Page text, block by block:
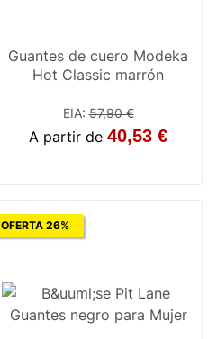
Guantes de cuero Modeka
Hot Classic marrón
EIA:57,90 €
A partir de 40,53 €
OFERTA 26%